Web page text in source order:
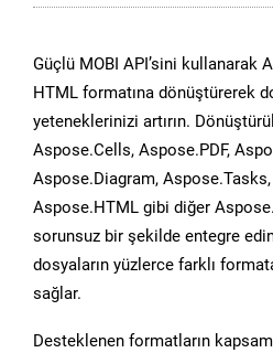
Güçlü MOBI API’sini kullanarak
HTML formatına dönüştürerek
yeteneklerinizi artırın.
Aspose.Cells, Aspose.PDF,
Aspose.Diagram,
Aspose.HTML gibi diğer
sorunsuz bir şekilde entegre
dosyaların yüzlerce farklı
sağlar.
Desteklenen formatların